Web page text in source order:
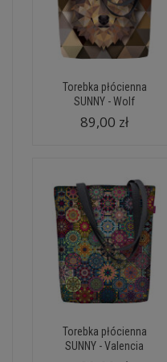
Torebka płócienna
SUNNY - Wolf
89,00 zł
Torebka płócienna
SUNNY - Valencia